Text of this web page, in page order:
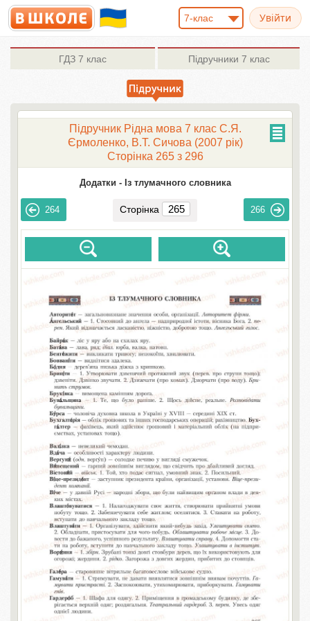
7-клас
ГДЗ 7 клас Підручники 7 клас
Підручник Рідна мова 7 клас С.Я.
Єрмоленко, В.Т. Сичова (2007 рік)
Сторінка 265 з 296
Додатки - Із тлумачного словника
264 Сторінка 266